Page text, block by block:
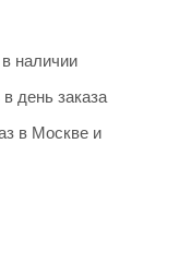
наличии
день заказа
в Москве и